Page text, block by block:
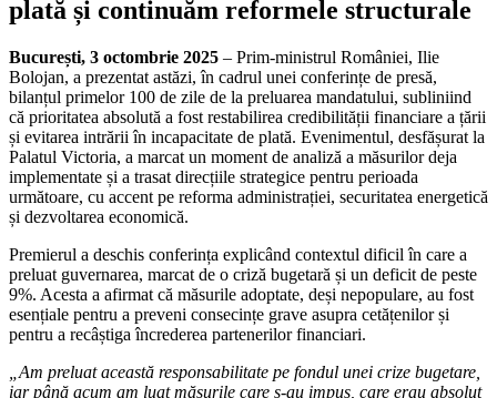
plată și continuăm reformele structurale
București, 3 octombrie 2025 – Prim-ministrul României, Ilie
Bolojan, a prezentat astăzi, în cadrul unei conferințe de presă,
bilanțul primelor 100 de zile de la preluarea mandatului, subliniind
că prioritatea absolută a fost restabilirea credibilității financiare a țării
și evitarea intrării în incapacitate de plată. Evenimentul, desfășurat la
Palatul Victoria, a marcat un moment de analiză a măsurilor deja
implementate și a trasat direcțiile strategice pentru perioada
următoare, cu accent pe reforma administrației, securitatea energetică
și dezvoltarea economică.
Premierul a deschis conferința explicând contextul dificil în care a
preluat guvernarea, marcat de o criză bugetară și un deficit de peste
9%. Acesta a afirmat că măsurile adoptate, deși nepopulare, au fost
esențiale pentru a preveni consecințe grave asupra cetățenilor și
pentru a recâștiga încrederea partenerilor financiari.
„Am preluat această responsabilitate pe fondul unei crize bugetare,
iar până acum am luat măsurile care s-au impus, care erau absolut